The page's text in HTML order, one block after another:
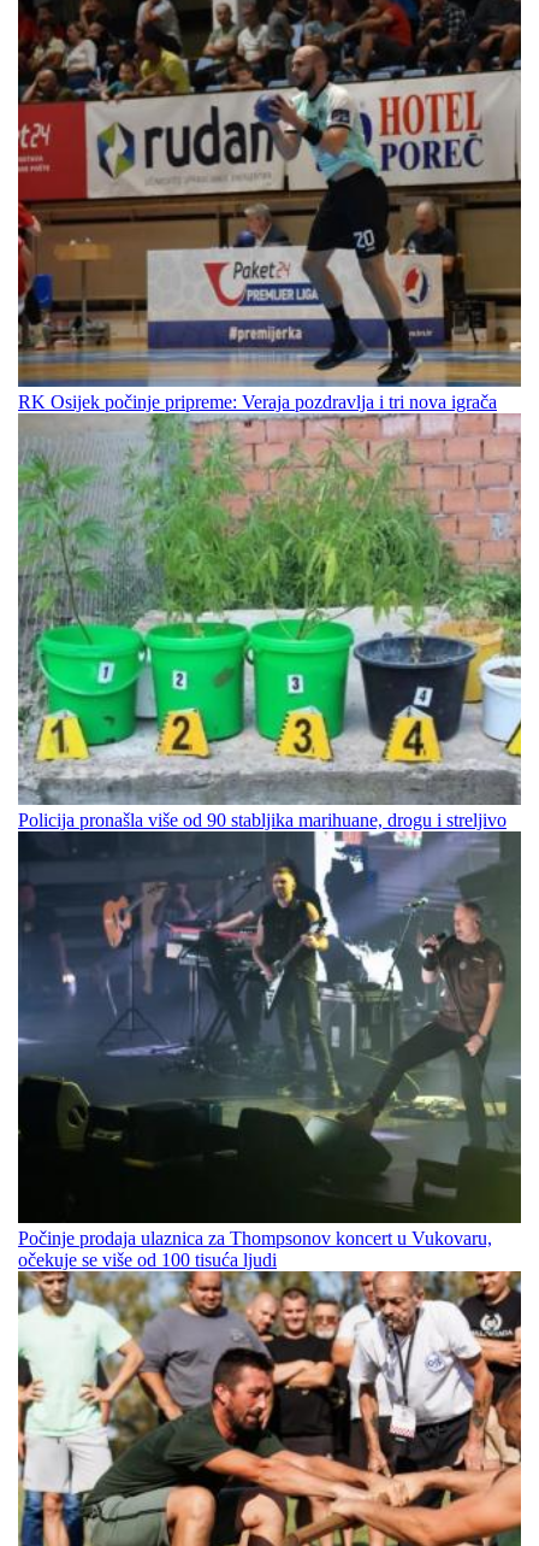
RK Osijek počinje pripreme: Veraja pozdravlja i tri nova igrača
Policija pronašla više od 90 stabljika marihuane, drogu i streljivo
Počinje prodaja ulaznica za Thompsonov koncert u Vukovaru,
očekuje se više od 100 tisuća ljudi